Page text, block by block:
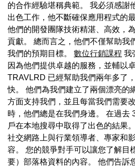
的合作經驗堪稱典範。 我必須感謝
出色工作，他不斷確保應用程式的
他們的開發團隊技術精湛、高效，
貢獻。 總而言之，他們不僅幫助我
我們的預期目標。 數位行銷課程 我
因為他們提供卓越的服務，並輔以
TRAVLRD 已經幫助我們兩年多了
快。 他們為我們建立了兩個漂亮的
方面支持我們，並且每當我們需要
時，他們總是在我們身邊。 在過去
戶在本地搜尋中取得了出色的結果
社交網路上與行業領導者、專家和
容。 您的競爭對手可以讓您了解目
要）部落格資料的內容。 他們告訴